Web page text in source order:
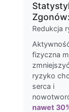
Zgonów:
Redukcja
fizyczna
ryzyko
serca i
nawet